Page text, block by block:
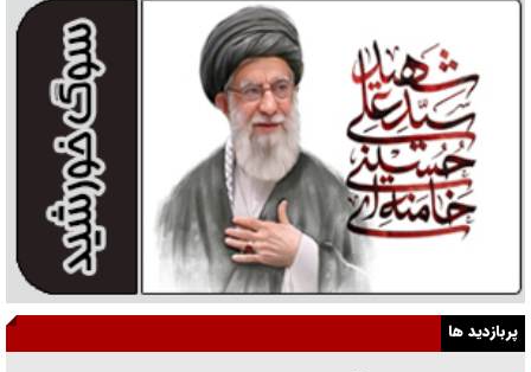
پربازدید ها